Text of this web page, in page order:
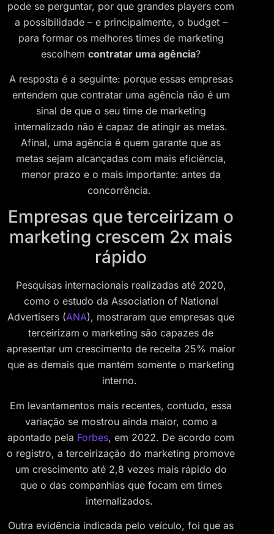
pode se perguntar, por que grandes players com
a possibilidade – e principalmente, o budget –
para formar os melhores times de marketing
escolhem contratar uma agência?
A resposta é a seguinte: porque essas empresas
entendem que contratar uma agência não é um
sinal de que o seu time de marketing
internalizado não é capaz de atingir as metas.
Afinal, uma agência é quem garante que as
metas sejam alcançadas com mais eficiência,
menor prazo e o mais importante: antes da
concorrência.
Empresas que terceirizam o
marketing crescem 2x mais
rápido
Pesquisas internacionais realizadas até 2020,
como o estudo da Association of National
Advertisers (ANA), mostraram que empresas que
terceirizam o marketing são capazes de
apresentar um crescimento de receita 25% maior
que as demais que mantém somente o marketing
interno.
Em levantamentos mais recentes, contudo, essa
variação se mostrou ainda maior, como a
apontado pela Forbes, em 2022. De acordo com
o registro, a terceirização do marketing promove
um crescimento até 2,8 vezes mais rápido do
que o das companhias que focam em times
internalizados.
Outra evidência indicada pelo veículo, foi que as